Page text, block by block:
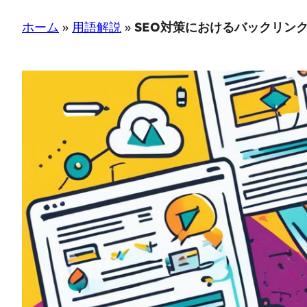
ホーム » 用語解説 » SEO対策におけるバックリン